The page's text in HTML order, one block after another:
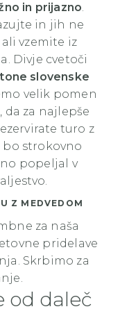
in prijazno.
in jih ne
vzemite iz
Divje cvetoči
slovenske
velik pomen
za najlepše
turo z
bo strokovno
popeljal v
Z MEDVEDOM
za naša
pridelave
Skrbimo za
od daleč